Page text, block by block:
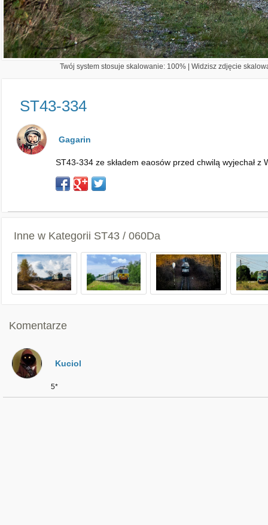
Twój system stosuje skalowanie: 100% | Widzisz zdjęcie
ST43-334
Gagarin
ST43-334 ze składem eaosów przed chwilą wyjechał
Inne w Kategorii ST43 / 060Da
Komentarze
Kuciol
5*